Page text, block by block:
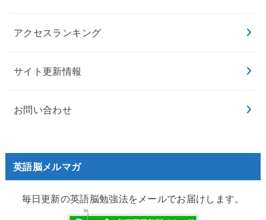
アクセスランキング
サイト更新情報
お問い合わせ
英語脳メルマガ
毎日更新の英語脳勉強法をメールでお届けします。